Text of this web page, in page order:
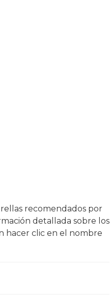
recomendados por
detallada sobre los
hacer clic en el nombre